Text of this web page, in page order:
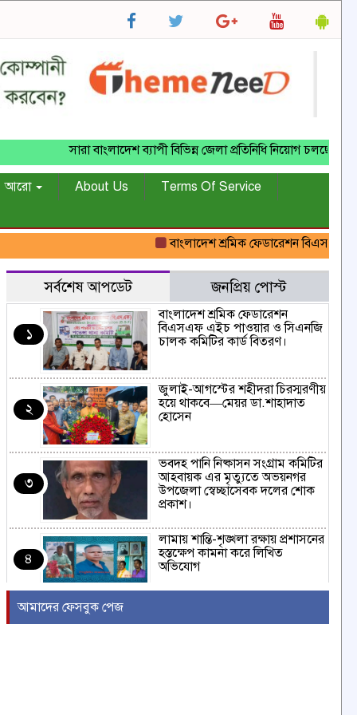
সারা বাংলাদেশ ব্যাপী বিভিন্ন জেলা প্রতিনিধি নিয়োগ
আরো About Us
Terms Of Service
বাংলাদেশ শ্রমিক ফেডারেশন বিএসএফ এইচ
সর্বশেষ আপডেট জনপ্রিয় পোস্ট
১
বাংলাদেশ শ্রমিক ফেডারেশন
বিএসএফ এইচ পাওয়ার ও সিএনজি
চালক কমিটির কার্ড বিতরণ।
২
জুলাই-আগস্টের শহীদরা চিরস্মরণীয়
হয়ে থাকবে—মেয়র ডা.শাহাদাত
হোসেন
৩
ভবদহ পানি নিষ্কাসন সংগ্রাম কমিটির
আহবায়ক এর মৃত্যুতে অভয়নগর
উপজেলা স্বেচ্ছাসেবক দলের শোক
প্রকাশ।
৪
লামায় শান্তি-শৃঙ্খলা রক্ষায় প্রশাসনের
হস্তক্ষেপ কামনা করে লিখিত
অভিযোগ
শত কোটি টাকা লুটপাটের মহড়ায়
আমাদের ফেসবুক পেজ